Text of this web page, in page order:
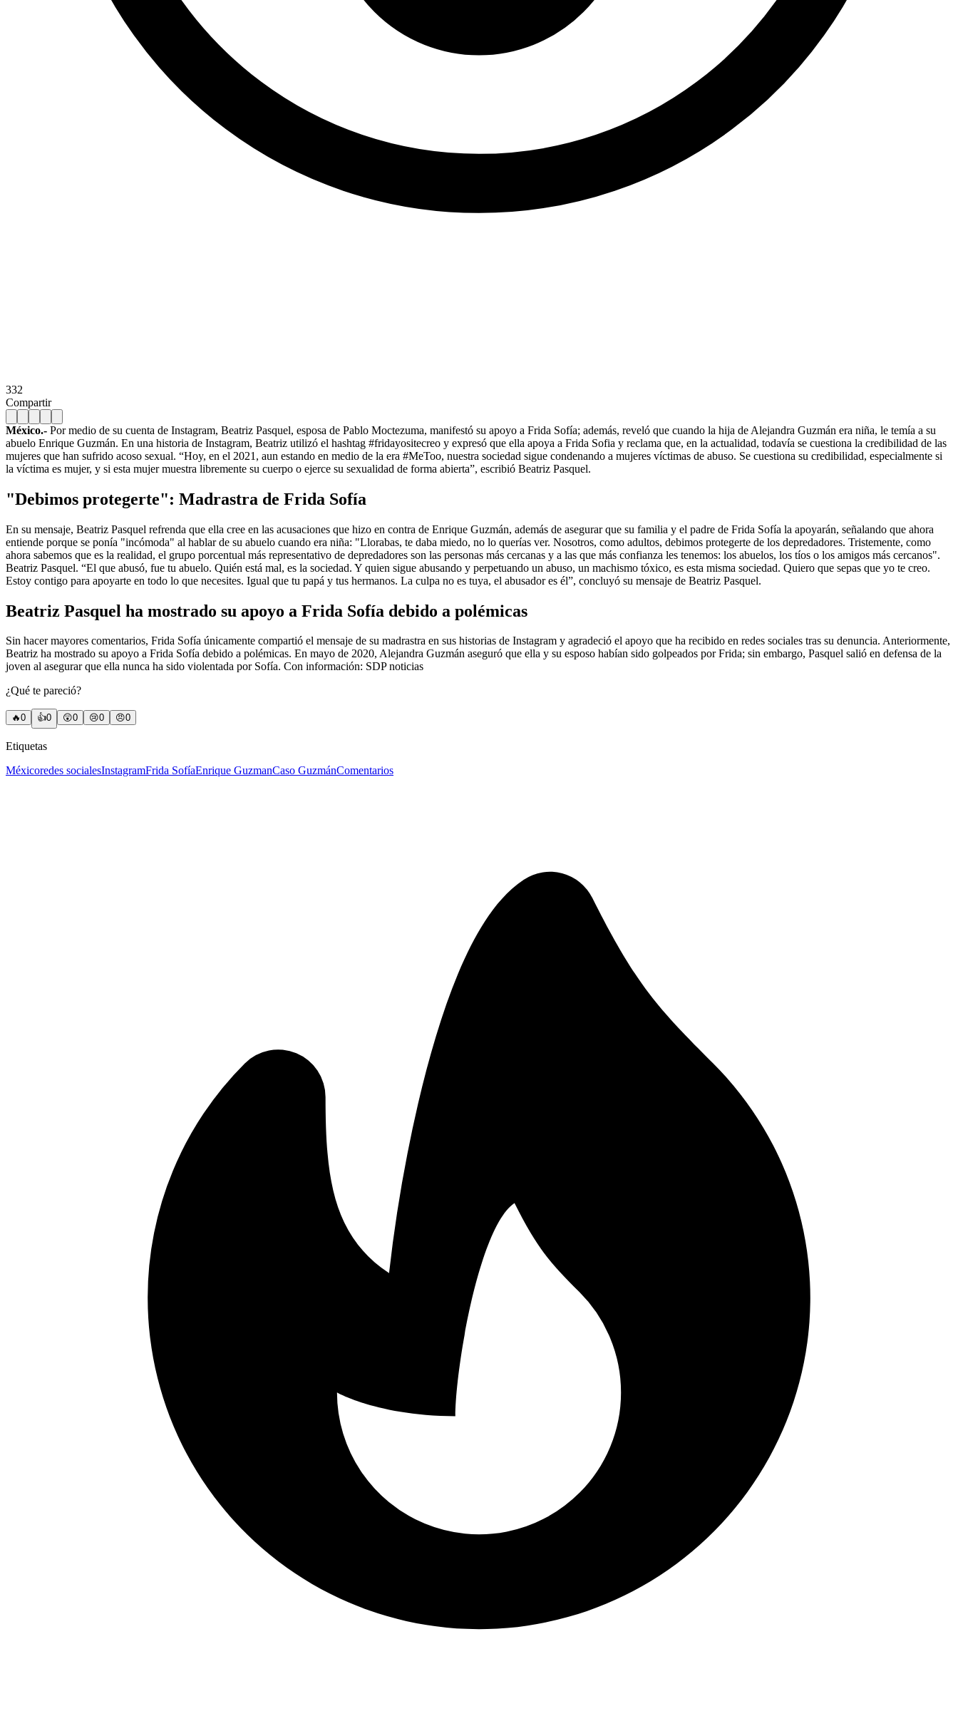
332
Compartir
México.- Por medio de su cuenta de Instagram, Beatriz Pasquel, esposa de Pablo Moctezuma, manifestó su apoyo a Frida Sofía; además, reveló que cuando la hija de Alejandra Guzmán era niña, le temía a su
abuelo Enrique Guzmán. En una historia de Instagram, Beatriz utilizó el hashtag #fridayositecreo y expresó que ella apoya a Frida Sofia y reclama que, en la actualidad, todavía se cuestiona la credibilidad de las
mujeres que han sufrido acoso sexual. “Hoy, en el 2021, aun estando en medio de la era #MeToo, nuestra sociedad sigue condenando a mujeres víctimas de abuso. Se cuestiona su credibilidad, especialmente si
la víctima es mujer, y si esta mujer muestra libremente su cuerpo o ejerce su sexualidad de forma abierta”, escribió Beatriz Pasquel.
"Debimos protegerte": Madrastra de Frida Sofía
En su mensaje, Beatriz Pasquel refrenda que ella cree en las acusaciones que hizo en contra de Enrique Guzmán, además de asegurar que su familia y el padre de Frida Sofía la apoyarán, señalando que ahora
entiende porque se ponía "incómoda" al hablar de su abuelo cuando era niña: "Llorabas, te daba miedo, no lo querías ver. Nosotros, como adultos, debimos protegerte de los depredadores. Tristemente, como
ahora sabemos que es la realidad, el grupo porcentual más representativo de depredadores son las personas más cercanas y a las que más confianza les tenemos: los abuelos, los tíos o los amigos más cercanos".
Beatriz Pasquel. “El que abusó, fue tu abuelo. Quién está mal, es la sociedad. Y quien sigue abusando y perpetuando un abuso, un machismo tóxico, es esta misma sociedad. Quiero que sepas que yo te creo.
Estoy contigo para apoyarte en todo lo que necesites. Igual que tu papá y tus hermanos. La culpa no es tuya, el abusador es él”, concluyó su mensaje de Beatriz Pasquel.
Beatriz Pasquel ha mostrado su apoyo a Frida Sofía debido a polémicas
Sin hacer mayores comentarios, Frida Sofía únicamente compartió el mensaje de su madrastra en sus historias de Instagram y agradeció el apoyo que ha recibido en redes sociales tras su denuncia. Anteriormente,
Beatriz ha mostrado su apoyo a Frida Sofía debido a polémicas. En mayo de 2020, Alejandra Guzmán aseguró que ella y su esposo habían sido golpeados por Frida; sin embargo, Pasquel salió en defensa de la
joven al asegurar que ella nunca ha sido violentada por Sofía. Con información: SDP noticias
¿Qué te pareció?
🔥0 👍0 😲0 😢0 😠0
Etiquetas
Méxicoredes socialesInstagramFrida SofíaEnrique GuzmanCaso GuzmánComentarios